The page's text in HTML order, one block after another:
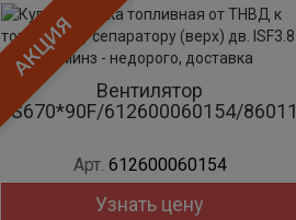
АКЦИЯ
Вентилятор
FS670*90F/612600060154/
Арт. 612600060154
Узнать цену